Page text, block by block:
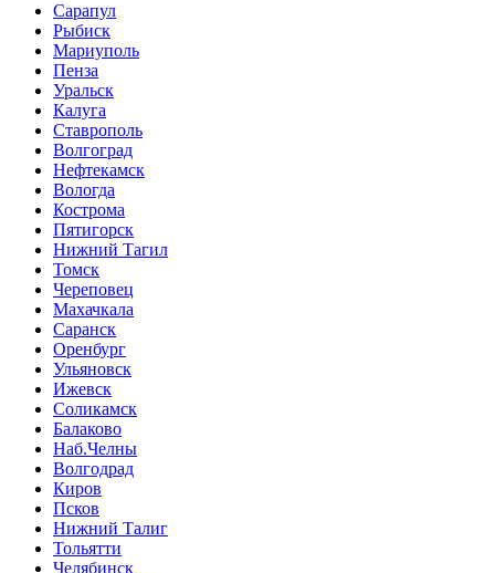
Сарапул
Рыбиск
Мариуполь
Пенза
Уральск
Калуга
Ставрополь
Волгоград
Нефтекамск
Вологда
Кострома
Пятигорск
Нижний Тагил
Томск
Череповец
Махачкала
Саранск
Оренбург
Ульяновск
Ижевск
Соликамск
Балаково
Наб.Челны
Волгодрад
Киров
Псков
Нижний Талиг
Тольятти
Челябинск